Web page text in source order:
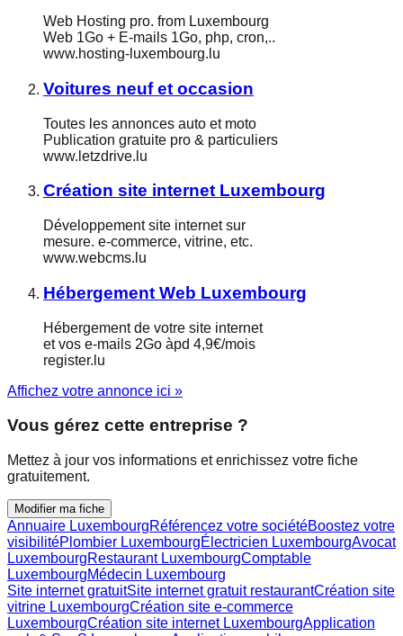
Web Hosting pro. from Luxembourg
Web 1Go + E-mails 1Go, php, cron,..
www.hosting-luxembourg.lu
Voitures neuf et occasion
Toutes les annonces auto et moto
Publication gratuite pro & particuliers
www.letzdrive.lu
Création site internet Luxembourg
Développement site internet sur
mesure. e-commerce, vitrine, etc.
www.webcms.lu
Hébergement Web Luxembourg
Hébergement de votre site internet
et vos e-mails 2Go àpd 4,9€/mois
register.lu
Affichez votre annonce ici »
Vous gérez cette entreprise ?
Mettez à jour vos informations et enrichissez votre fiche
gratuitement.
Modifier ma fiche
Annuaire LuxembourgRéférencez votre sociétéBoostez votre
visibilitéPlombier LuxembourgÉlectricien LuxembourgAvocat
LuxembourgRestaurant LuxembourgComptable
LuxembourgMédecin Luxembourg
Site internet gratuitSite internet gratuit restaurantCréation site
vitrine LuxembourgCréation site e-commerce
LuxembourgCréation site internet LuxembourgApplication